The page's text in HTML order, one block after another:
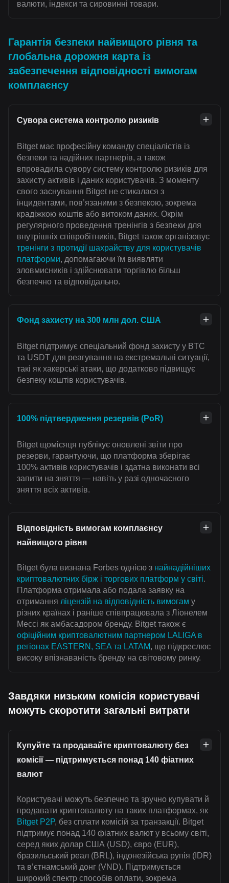
валюти, індекси та сировинні товари.
Гарантія безпеки найвищого рівня та
глобальна дорожня карта із
забезпечення відповідності вимогам
комплаєнсу
Сувора система контролю ризиків
Bitget має професійну команду спеціалістів із
безпеки та надійних партнерів, а також
впровадила сувору систему контролю ризиків для
захисту активів і даних користувачів. З моменту
свого заснування Bitget не стикалася з
інцидентами, пов’язаними з безпекою, зокрема
крадіжкою коштів або витоком даних. Окрім
регулярного проведення тренінгів з безпеки для
внутрішніх співробітників, Bitget також організовує
тренінги з протидії шахрайству для користувачів
платформи, допомагаючи їм виявляти
зловмисників і здійснювати торгівлю більш
безпечно та відповідально.
Фонд захисту на 300 млн дол. США
Bitget підтримує спеціальний фонд захисту у BTC
та USDT для реагування на екстремальні ситуації,
такі як хакерські атаки, що додатково підвищує
безпеку коштів користувачів.
100% підтвердження резервів (PoR)
Bitget щомісяця публікує оновлені звіти про
резерви, гарантуючи, що платформа зберігає
100% активів користувачів і здатна виконати всі
запити на зняття — навіть у разі одночасного
зняття всіх активів.
Відповідність вимогам комплаєнсу
найвищого рівня
Bitget була визнана Forbes однією з найнадійніших
криптовалютних бірж і торгових платформ у світі.
Платформа отримала або подала заявку на
отримання ліцензій на відповідність вимогам у
різних країнах і раніше співпрацювала з Ліонелем
Мессі як амбасадором бренду. Bitget також є
офіційним криптовалютним партнером LALIGA в
регіонах EASTERN, SEA та LATAM, що підкреслює
високу впізнаваність бренду на світовому ринку.
Завдяки низьким комісія користувачі
можуть скоротити загальні витрати
Купуйте та продавайте криптовалюту без
комісії — підтримується понад 140 фіатних
валют
Користувачі можуть безпечно та зручно купувати й
продавати криптовалюту на таких платформах, як
Bitget P2P, без сплати комісій за транзакції. Bitget
підтримує понад 140 фіатних валют у всьому світі,
серед яких долар США (USD), євро (EUR),
бразильський реал (BRL), індонезійська рупія (IDR)
та в’єтнамський донг (VND). Підтримується
широкий спектр способів оплати, зокрема